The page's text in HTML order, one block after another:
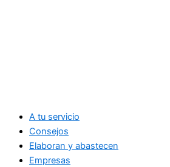
A tu servicio
Consejos
Elaboran y abastecen
Empresas